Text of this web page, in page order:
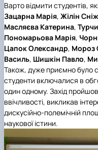
Варто відмити студентів,
Зацарна Марія, Жілін
Масляєва Катерина,
Пономарьова Марія,
Цапок Олександр, Мороз
Василь, Шишкін Павло,
Також, дуже приємно було
студенти включалися в
один одному. Захід
ввічливості, викликав
дискусійно-полемічній
наукової істини.